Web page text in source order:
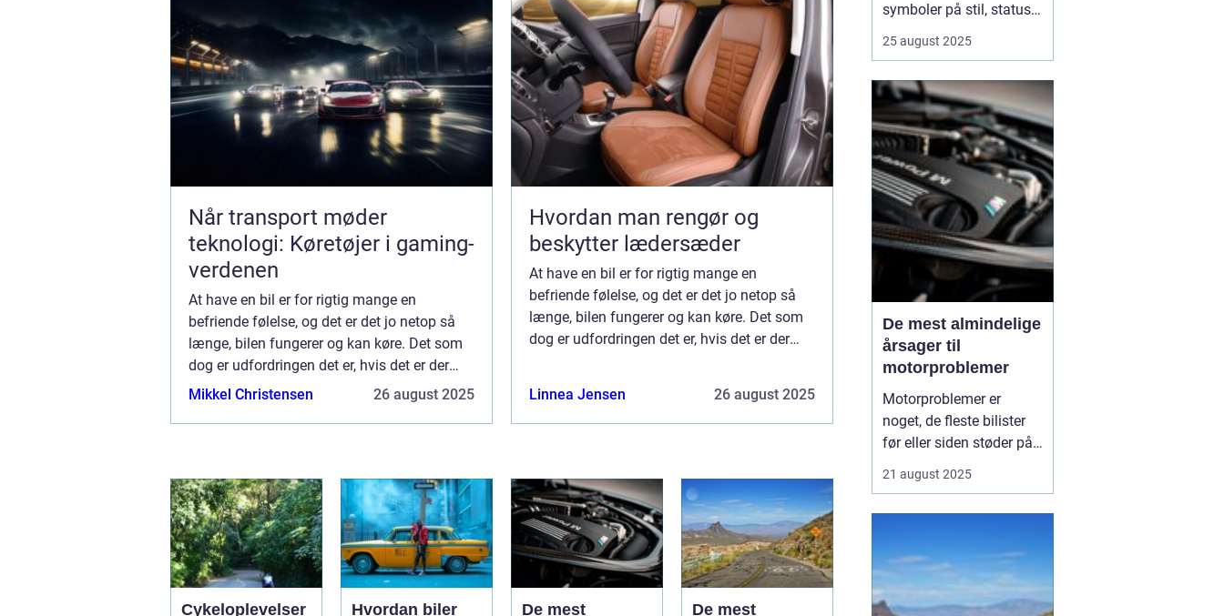
Når transport møder
teknologi: Køretøjer i gaming-
verdenen
At have en bil er for rigtig mange en
befriende følelse, og det er det jo netop så
længe, bilen fungerer og kan køre. Det som
dog er udfordringen det er, hvis det er der
kommer udfordringer eller skader på bilen,
Mikkel Christensen 26 august 2025
Hvordan man rengør og
beskytter lædersæder
At have en bil er for rigtig mange en
befriende følelse, og det er det jo netop så
længe, bilen fungerer og kan køre. Det som
dog er udfordringen det er, hvis det er der
Linnea Jensen 26 august 2025
Cykeloplevelser Hvordan biler De mest De mest
symboler på stil, status
tiden har bilernes former,
tydelige spor i mode- og
designverdenen. Fra de
glinsende kromdetaljer i
1950’ernes C...
25 august 2025
De mest almindelige
årsager til
motorproblemer
Motorproblemer er
noget, de fleste bilister
før eller siden støder på.
som små drillerier, andre
hjælp. Ofte skyldes
problemerne ikke en ...
21 august 2025